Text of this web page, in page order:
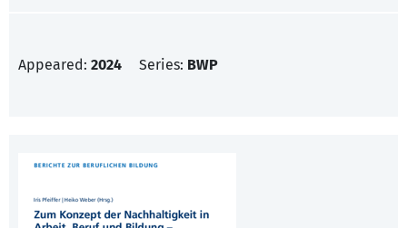
Appeared: 2024 Series: BWP